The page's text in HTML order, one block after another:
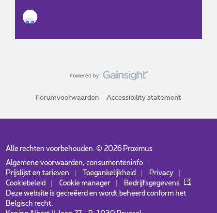
Forumvoorwaarden Accessibility statement
Alle rechten voorbehouden. © 2026Proximus
Algemene voorwaarden, consumenteninfo
Prijslijst en tarieven
Toegankelijkheid
Privacy
Cookiebeleid
Cookie manager
Bedrijfsgegevens
Deze website is gecreëerd en wordt beheerd conform het
Belgisch recht.